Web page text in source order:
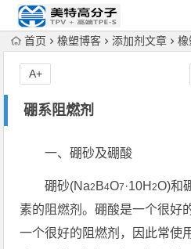
首页 橡塑博客 添加剂文章 橡
硼系阻燃剂
A+
一、硼砂及硼酸
硼砂(Na2 B4O7 ·10H2O)和
素的阻燃剂。硼酸是一个很好
一个很好的阻燃剂，因此常使